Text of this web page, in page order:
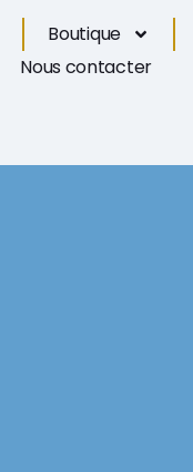
Boutique
Nous contacter